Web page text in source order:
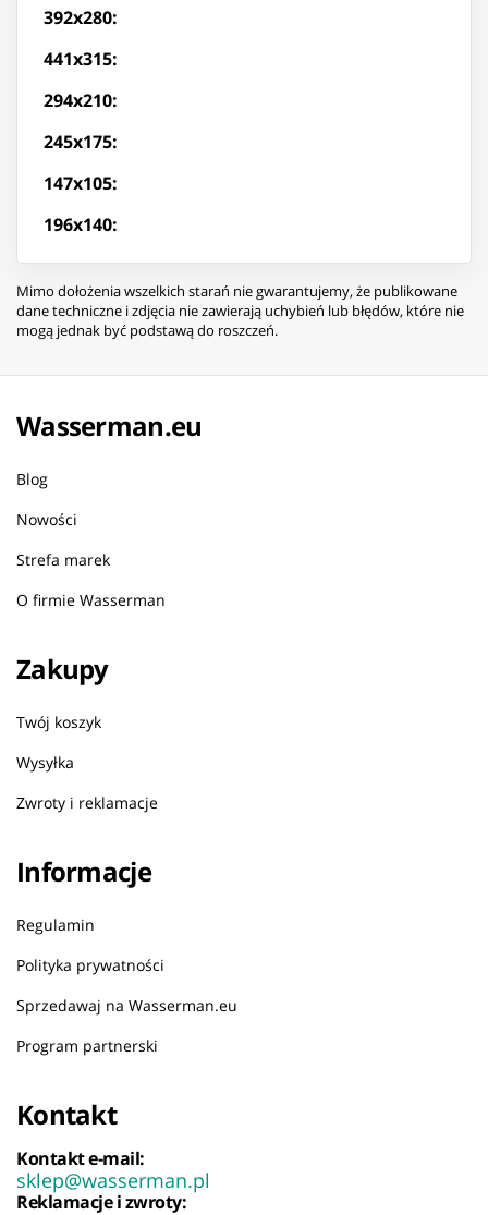
392x280:
441x315:
294x210:
245x175:
147x105:
196x140:
Mimo dołożenia wszelkich starań nie gwarantujemy, że publikowane
dane techniczne i zdjęcia nie zawierają uchybień lub błędów, które nie
mogą jednak być podstawą do roszczeń.
Wasserman.eu
Blog
Nowości
Strefa marek
O firmie Wasserman
Zakupy
Twój koszyk
Wysyłka
Zwroty i reklamacje
Informacje
Regulamin
Polityka prywatności
Sprzedawaj na Wasserman.eu
Program partnerski
Kontakt
Kontakt e-mail:
sklep@wasserman.pl
Reklamacje i zwroty: